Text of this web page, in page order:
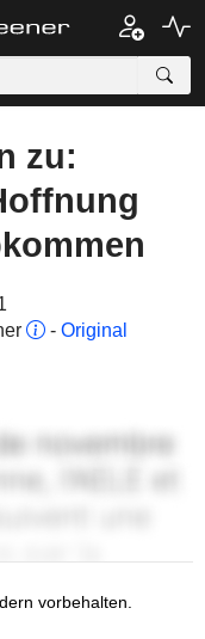
zu:
- Original
vorbehalten.